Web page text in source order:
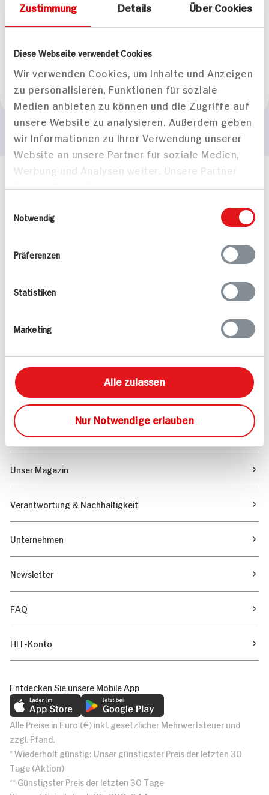
Zustimmung Details Über Cookies
Diese Webseite verwendet Cookies
Wir verwenden Cookies, um Inhalte und Anzeigen
zu personalisieren, Funktionen für soziale
Medien anbieten zu können und die Zugriffe auf
unsere Website zu analysieren. Außerdem geben
wir Informationen zu Ihrer Verwendung unserer
Website an unsere Partner für soziale Medien,
Werbung und Analysen weiter. Unsere Partner
führen diese Informationen möglicherweise mit
bereitgestellt haben oder die sie im Rahmen
Notwendig
Präferenzen
Statistiken
Marketing
Alle zulassen
Nur Notwendige erlauben
Polen
kontakt
Wir beantworten gerne Ihre Fragen
Montag - Donnerstag: 9 bis 16 Uhr
Angebote & Coupons
Rezepte
Sortiment
Marktfinder
Unser Magazin
Verantwortung & Nachhaltigkeit
Unternehmen
Newsletter
FAQ
HIT-Konto
Entdecken Sie unsere Mobile App
Alle Preise in Euro (€) inkl. gesetzlicher Mehrwertsteuer und
zzgl. Pfand.
* Wiederholt günstig: Unser günstigster Preis der letzten 30
Tage (Aktion)
** Günstigster Preis der letzten 30 Tage